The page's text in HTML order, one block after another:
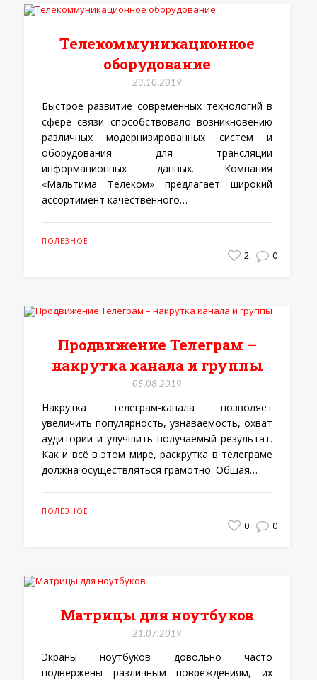
Телекоммуникационное
оборудование
23.10.2019
Быстрое развитие современных технологий в
сфере связи способствовало возникновению
различных модернизированных систем и
оборудования для трансляции
информационных данных. Компания
«Мальтима Телеком» предлагает широкий
ассортимент качественного…
ПОЛЕЗНОЕ
2 0
Продвижение Телеграм –
накрутка канала и группы
05.08.2019
Накрутка телеграм-канала позволяет
увеличить популярность, узнаваемость, охват
аудитории и улучшить получаемый результат.
Как и всё в этом мире, раскрутка в телеграме
должна осуществляться грамотно. Общая…
ПОЛЕЗНОЕ
0 0
Матрицы для ноутбуков
21.07.2019
Экраны ноутбуков довольно часто
подвержены различным повреждениям, их